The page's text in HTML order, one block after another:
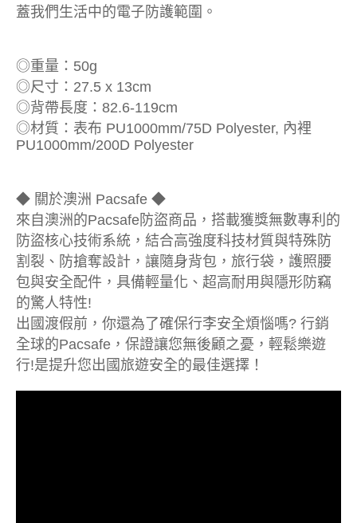
蓋我們生活中的電子防護範圍。
◎重量：50g
◎尺寸：27.5 x 13cm
◎背帶長度：82.6-119cm
◎材質：表布 PU1000mm/75D Polyester, 內裡
PU1000mm/200D Polyester
◆ 關於澳洲 Pacsafe ◆
來自澳洲的Pacsafe防盜商品，搭載獲獎無數專利的
防盜核心技術系統，結合高強度科技材質與特殊防
割裂、防搶奪設計，讓隨身背包，旅行袋，護照腰
包與安全配件，具備輕量化、超高耐用與隱形防竊
的驚人特性!
出國渡假前，你還為了確保行李安全煩惱嗎? 行銷
全球的Pacsafe，保證讓您無後顧之憂，輕鬆樂遊
行!是提升您出國旅遊安全的最佳選擇！